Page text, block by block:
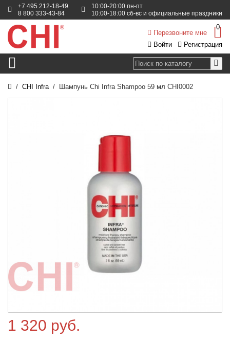
+7 495 212-18-49
8 800 333-43-84
10:00-20:00 пн-пт
10:00-18:00 сб-вс и официальные праздники
Войти Регистрация
Перезвоните мне
0
CHI Infra Шампунь Chi Infra Shampoo 59 мл CHI0002
1 320 руб.